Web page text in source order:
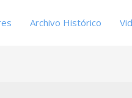
Archivo Histórico